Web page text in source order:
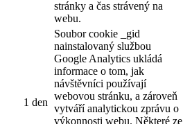
stránky a čas strávený na
webu.
1 den
Soubor cookie _gid
nainstalovaný službou
Google Analytics ukládá
informace o tom, jak
návštěvníci používají
webovou stránku, a zároveň
vytváří analytickou zprávu o
výkonnosti webu. Některé ze